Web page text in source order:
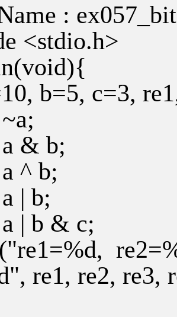
:
<stdio.h>
b=5, c=3,
& b;
^ b;
| b;
| b & c;
re1, re2, re3,